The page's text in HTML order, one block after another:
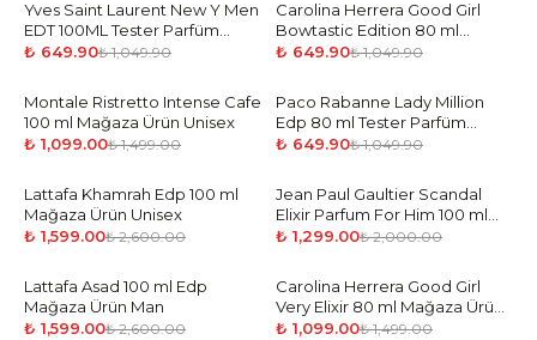
-38%
Yves Saint Laurent New Y Men
EDT 100ML Tester Parfüm
Erkek
₺ 649.90₺ 1,049.90
-38%
Carolina Herrera Good Girl
Bowtastic Edition 80 ml
Mağaz Ürün Woman
₺ 649.90₺ 1,049.90
-27%
Montale Ristretto Intense Cafe
100 ml Mağaza Ürün Unisex
₺ 1,099.00₺ 1,499.00
-38 %
Paco Rabanne Lady Million
Edp 80 ml Tester Parfüm
Kadın
₺ 649.90₺ 1,049.90
-39%
Lattafa Khamrah Edp 100 ml
Mağaza Ürün Unisex
₺ 1,599.00₺ 2,600.00
-35%
Jean Paul Gaultier Scandal
Elixir Parfum For Him 100 ml
Mağaza Ürün Man
₺ 1,299.00₺ 2,000.00
-39%
Lattafa Asad 100 ml Edp
Mağaza Ürün Man
₺ 1,599.00₺ 2,600.00
-27%
Carolina Herrera Good Girl
Very Elixir 80 ml Mağaza Ürün
Woman
₺ 1,099.00₺ 1,499.00